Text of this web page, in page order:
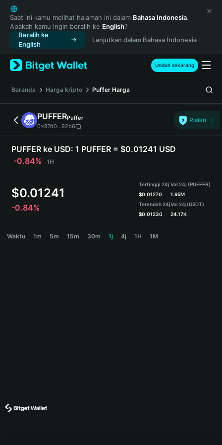
English
日本語
Tiếng Việt
Русский
Español (Latinoamérica)
Türkçe
Français
Deutsch
简体中文
繁體中文
Português (Portugal)
Bahasa Indonesia
ภาษาไทย
हिन्दी
Español
Português (Brasil)
Saat ini kamu melihat halaman ini dalam Bahasa Indonesia.
Apakah kamu ingin beralih ke English?
Beralih ke
English
Lanjutkan dalam Bahasa Indonesia
Unduh sekarang
Beranda Harga kripto Puffer Harga
PUFFERPuffer
0x87d0...92b6
Risiko
PUFFER ke USD: 1 PUFFER = $0.01241 USD
-0.84%
1H
$0.01241
-0.84%
Tertinggi 24j
$0.01270
Terendah 24j
$0.01230
Vol 24j (PUFFER)
1.95M
Vol 24j(USDT)
24.17K
Waktu 1m 5m 15m 30m 1j 4j 1H 1M